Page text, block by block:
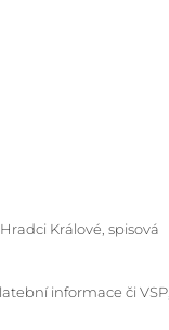
Králové, spisová
informace či VSP,